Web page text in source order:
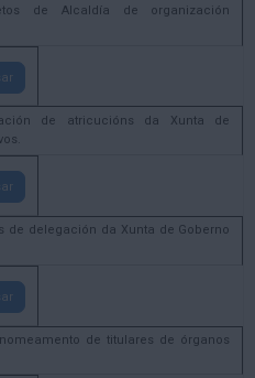
de Alcaldía de organización
de atricucións da Xunta de
de delegación da Xunta de Goberno
nomeamento de titulares de órganos